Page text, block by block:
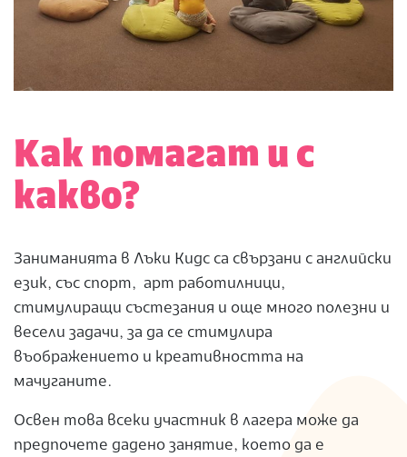
Как помагат и с
какво?
Заниманията в Лъки Кидс са свързани с английски
език, със спорт, арт работилници,
стимулиращи състезания и още много полезни и
весели задачи, за да се стимулира
въображението и креативността на
мачуганите.
Освен това всеки участник в лагера може да
предпочете дадено занятие, което да е